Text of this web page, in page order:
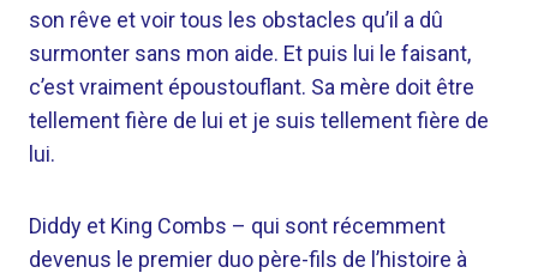
son rêve et voir tous les obstacles qu’il a dû
surmonter sans mon aide. Et puis lui le faisant,
c’est vraiment époustouflant. Sa mère doit être
tellement fière de lui et je suis tellement fière de
lui.
Diddy et King Combs – qui sont récemment
devenus le premier duo père-fils de l’histoire à